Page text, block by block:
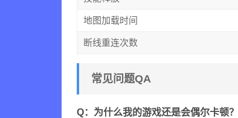
地图加载时间
断线重连次数
常见问题QA
Q：为什么我的游戏还是会偶尔卡顿？